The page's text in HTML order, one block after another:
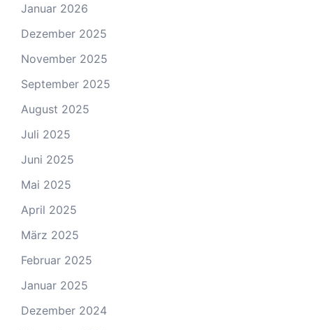
Januar 2026
Dezember 2025
November 2025
September 2025
August 2025
Juli 2025
Juni 2025
Mai 2025
April 2025
März 2025
Februar 2025
Januar 2025
Dezember 2024